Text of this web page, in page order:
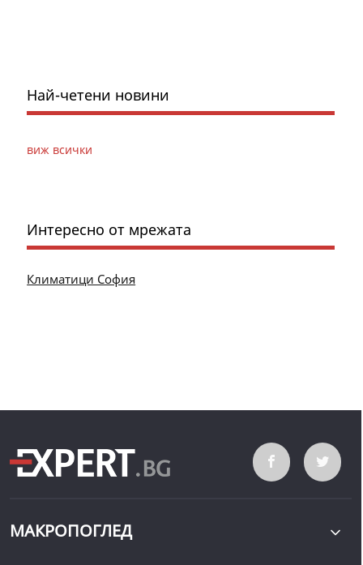
Най-четени новини
виж всички
Интересно от мрежата
Климатици София
МАКРОПОГЛЕД